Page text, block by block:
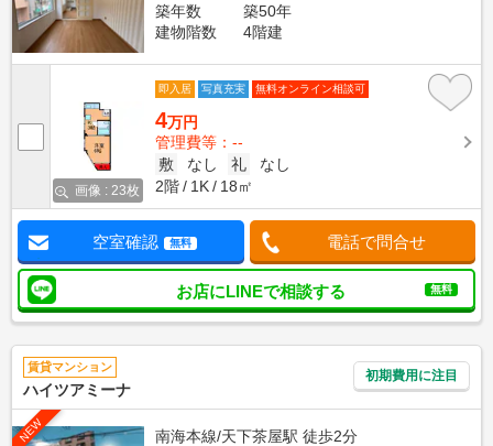
築年数
築50年
建物階数
4階建
画像 : 23枚
即入居 写真充実 無料オンライン相談可
4万円
管理費等：--
敷
なし 礼
なし
2階
1K 18㎡
空室確認 無料 電話で問合せ
お店にLINEで相談する 無料
賃貸マンション
ハイツアミーナ
初期費用に注目
NEW
南海本線/天下茶屋駅 徒歩2分